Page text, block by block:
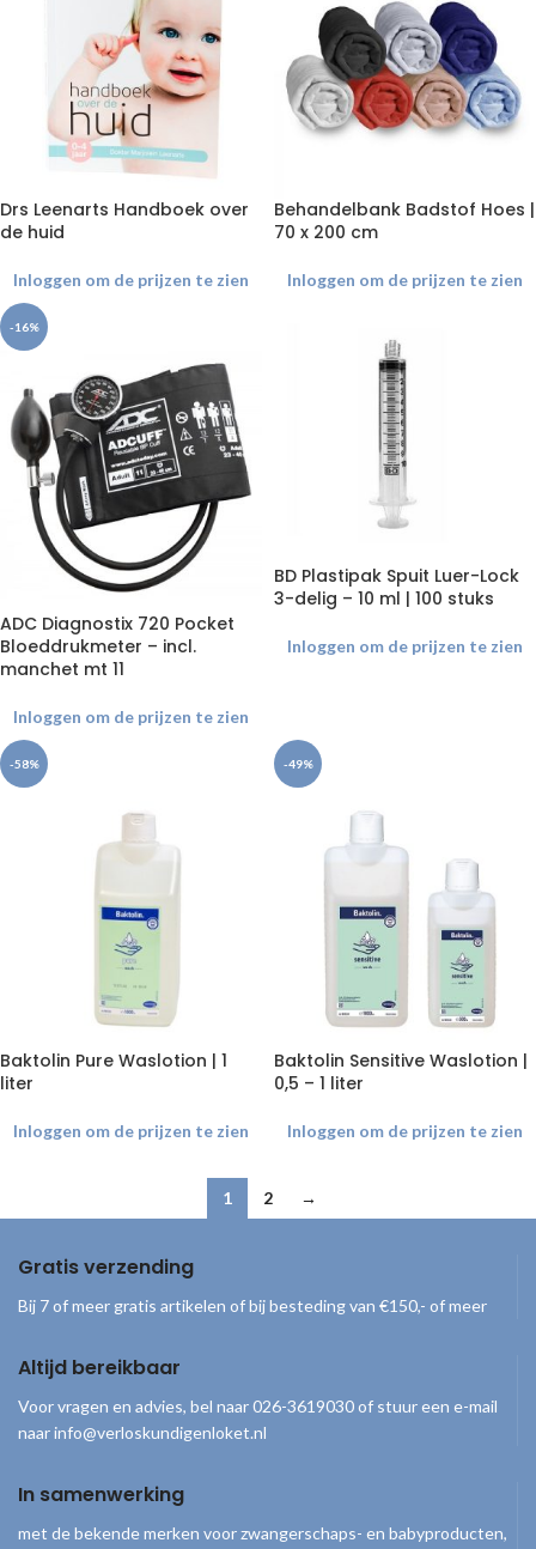
Drs Leenarts Handboek over
de huid
Inloggen om de prijzen te zien
Behandelbank Badstof Hoes |
70 x 200 cm
Inloggen om de prijzen te zien
-16%
ADC Diagnostix 720 Pocket
Bloeddrukmeter – incl.
manchet mt 11
Inloggen om de prijzen te zien
BD Plastipak Spuit Luer-Lock
3-delig – 10 ml | 100 stuks
Inloggen om de prijzen te zien
-58%
Baktolin Pure Waslotion | 1
liter
Inloggen om de prijzen te zien
-49%
Baktolin Sensitive Waslotion |
0,5 – 1 liter
Inloggen om de prijzen te zien
1 2 →
Gratis verzending
Bij 7 of meer gratis artikelen of bij besteding van €150,- of meer
Altijd bereikbaar
Voor vragen en advies, bel naar 026-3619030 of stuur een e-mail
naar info@verloskundigenloket.nl
In samenwerking
met de bekende merken voor zwangerschaps- en babyproducten,